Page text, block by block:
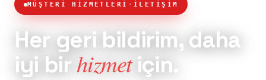
MÜŞTERİ HİZMETLERİ · İLETİŞİM
Her geri bildirim, daha
iyi bir hizmetiçin.